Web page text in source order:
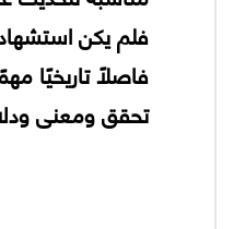
فاصلًا تاريخيًا
تحقق ومعنى